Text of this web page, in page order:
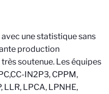
avec une statistique sans
production
soutenue. Les équipes
IN2P3, CPPM,
LLR, LPCA, LPNHE,